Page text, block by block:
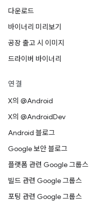
다운로드
바이너리 미리보기
공장 출고 시 이미지
드라이버 바이너리
연결
X의 @Android
X의 @AndroidDev
Android 블로그
Google 보안 블로그
플랫폼 관련 Google 그룹스
빌드 관련 Google 그룹스
포팅 관련 Google 그룹스